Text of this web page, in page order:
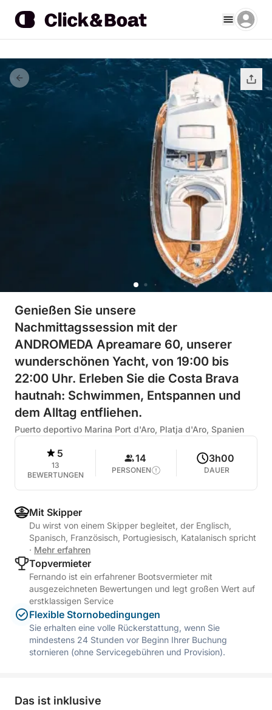
Genießen Sie unsere
Nachmittagssession mit der
ANDROMEDA Apreamare 60, unserer
wunderschönen Yacht, von 19:00 bis
22:00 Uhr. Erleben Sie die Costa Brava
hautnah: Schwimmen, Entspannen und
dem Alltag entfliehen.
Puerto deportivo Marina Port d'Aro, Platja d'Aro, Spanien
5
13
BEWERTUNGEN
14
PERSONEN
3h00
DAUER
Mit Skipper
Du wirst von einem Skipper begleitet, der Englisch,
Spanisch, Französisch, Portugiesisch, Katalanisch spricht
· Mehr erfahren
Topvermieter
Fernando ist ein erfahrener Bootsvermieter mit
ausgezeichneten Bewertungen und legt großen Wert auf
erstklassigen Service
Flexible Stornobedingungen
Sie erhalten eine volle Rückerstattung, wenn Sie
mindestens 24 Stunden vor Beginn Ihrer Buchung
stornieren (ohne Servicegebühren und Provision).
Das ist inklusive